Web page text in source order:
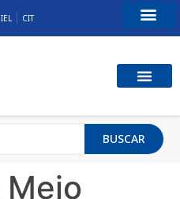
IEL CIT
BUSCAR
Meio